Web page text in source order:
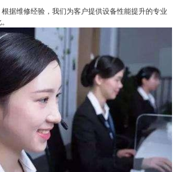
据维修经验，我们为客户提供设备性能提升的专业